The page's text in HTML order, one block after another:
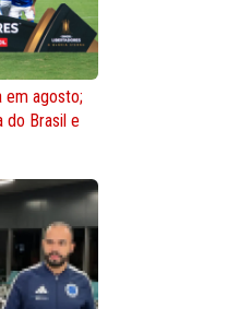
em agosto;
do Brasil e